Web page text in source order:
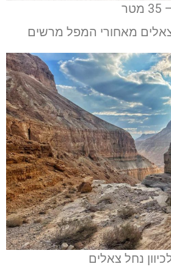
צאלים מאחורי המפל מרשים
נחל צאלים